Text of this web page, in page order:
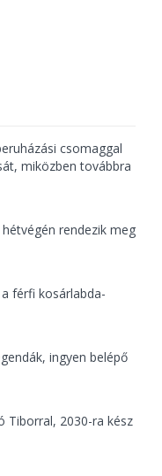
csomaggal
miközben továbbra
rendezik meg
férfi kosárlabda-
ingyen belépő
Tiborral, 2030-ra kész